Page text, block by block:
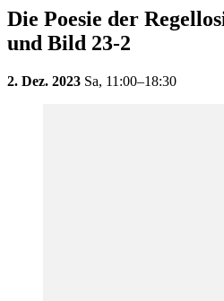
Die Poesie der
und Bild 23-2
2. Dez. 2023 Sa, 11:00–18:30